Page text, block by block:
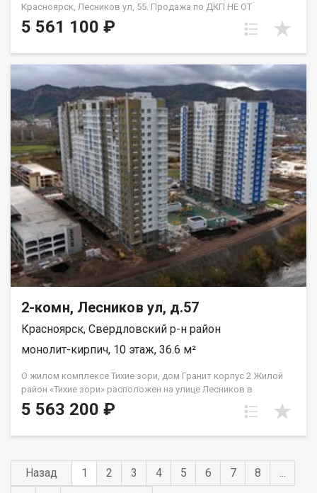
Красноярск, Лесников ул, 55. Продажа по ДКП НЕ ОТ
ЗАСТРОЙЩИКА.
5 561 100 ₽
2-комн, Лесников ул, д.57
Красноярск, Свердловский р-н район
монолит-кирпич, 10 этаж, 36.6 м²
О жилом комплексе Тихие зори, дом Гранит корпус 2 Жилой
район «Тихие зори» расположен на улице Лесников в
Свердловском районе Красноярска и представлен
монолитно-кирпичными домами различной этажности. Дом
Преимущества жилого района «Тихие зори» Экологически
благоприятный район с красивыми видами на реку Енисей и
5 563 200 ₽
Назад 1 2 3 4 5 6 7 8
...